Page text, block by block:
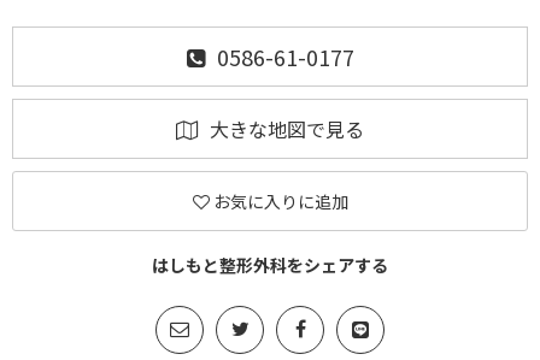
0586-61-0177
大きな地図で見る
お気に入りに追加
はしもと整形外科をシェアする